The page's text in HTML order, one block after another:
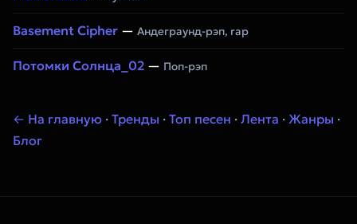
Basement Cipher — Андеграунд-рэп, rap
Потомки Солнца_02 — Поп-рэп
← На главную · Тренды · Топ песен · Лента · Жанры ·
Блог